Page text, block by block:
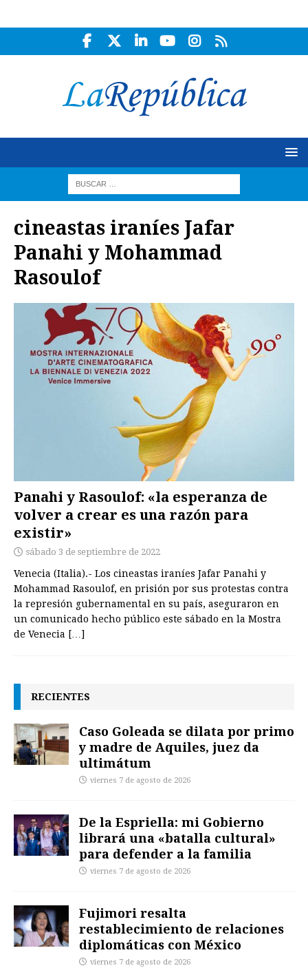
cineastas iraníes Jafar
Panahi y Mohammad
Rasoulof
Panahi y Rasoulof: «la esperanza de
volver a crear es una razón para
existir»
sábado 3 de septiembre de 2022
Venecia (Italia).- Los cineastas iraníes Jafar Panahi y
Mohammad Rasoulof, en prisión por sus protestas contra
la represión gubernamental en su país, aseguraron en
un comunicado hecho público este sábado en la Mostra
de Venecia […]
RECIENTES
Caso Goleada se dilata por primo
y madre de Aquiles, juez da
ultimátum
viernes 7 de agosto de 2026
De la Espriella: mi Gobierno
librará una «batalla cultural»
para defender a la familia
viernes 7 de agosto de 2026
Fujimori resalta
restablecimiento de relaciones
diplomáticas con México
viernes 7 de agosto de 2026